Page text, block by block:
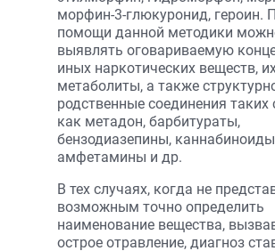
морфин-3-глюкуронид, героин.
помощи данной методики
выявлять оговариваемую
иных наркотических веществ,
метаболиты, а также
родственные соединения таких
как метадон, барбитураты,
бензодиазепины,
амфетамины и др.
В тех случаях, когда не
возможным точно определить
наименование вещества,
острое отравление, диагноз